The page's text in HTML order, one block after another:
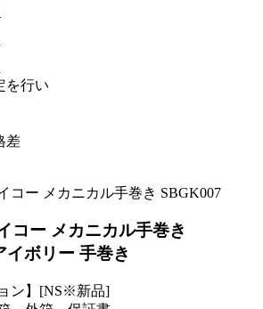
を行い
差
コー メカニカル手巻き
イボリー 手巻き
ン】[NS※新品]